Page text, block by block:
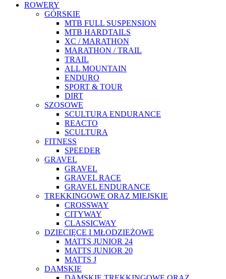
ROWERY
GÓRSKIE
MTB FULL SUSPENSION
MTB HARDTAILS
XC / MARATHON
MARATHON / TRAIL
TRAIL
ALL MOUNTAIN
ENDURO
SPORT & TOUR
DIRT
SZOSOWE
SCULTURA ENDURANCE
REACTO
SCULTURA
FITNESS
SPEEDER
GRAVEL
GRAVEL
GRAVEL RACE
GRAVEL ENDURANCE
TREKKINGOWE ORAZ MIEJSKIE
CROSSWAY
CITYWAY
CLASSICWAY
DZIECIĘCE I MŁODZIEŻOWE
MATTS JUNIOR 24
MATTS JUNIOR 20
MATTS J
DAMSKIE